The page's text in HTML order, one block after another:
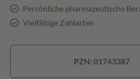
Persönliche pharmazeutische
Vielfältige Zahlarten
PZN: 01743387